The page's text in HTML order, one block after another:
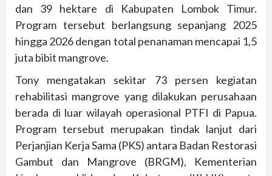
dan 39 hektare di Kabupaten Lombok Timur.
Program tersebut berlangsung sepanjang 2025
hingga 2026 dengan total penanaman mencapai 1,5
juta bibit mangrove.
Tony mengatakan sekitar 73 persen kegiatan
rehabilitasi mangrove yang dilakukan perusahaan
berada di luar wilayah operasional PTFI di Papua.
Program tersebut merupakan tindak lanjut dari
Perjanjian Kerja Sama (PKS) antara Badan Restorasi
Gambut dan Mangrove (BRGM), Kementerian